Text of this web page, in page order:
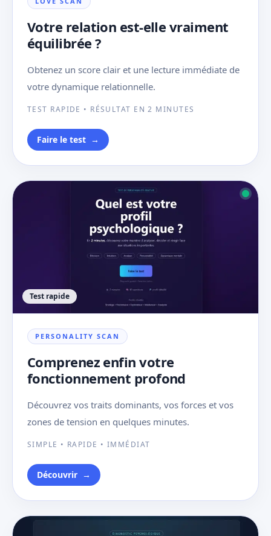
Votre relation est-elle vraiment
équilibrée ?
Obtenez un score clair et une lecture immédiate de
votre dynamique relationnelle.
TEST RAPIDE • RÉSULTAT EN 2 MINUTES
Faire le test →
Test rapide
PERSONALITY SCAN
Comprenez enfin votre
fonctionnement profond
Découvrez vos traits dominants, vos forces et vos
zones de tension en quelques minutes.
SIMPLE • RAPIDE • IMMÉDIAT
Découvrir →